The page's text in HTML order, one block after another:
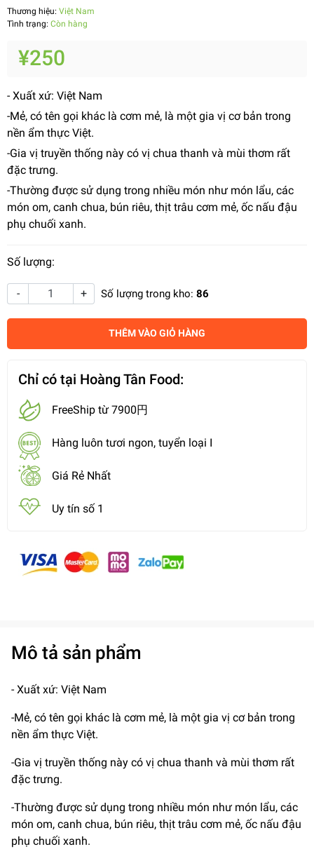
Thương hiệu: Việt Nam
Tình trạng: Còn hàng
¥250
- Xuất xứ: Việt Nam
-Mẻ, có tên gọi khác là cơm mẻ, là một gia vị cơ bản trong
nền ẩm thực Việt.
-Gia vị truyền thống này có vị chua thanh và mùi thơm rất
đặc trưng.
-Thường được sử dụng trong nhiều món như món lẩu, các
món om, canh chua, bún riêu, thịt trâu cơm mẻ, ốc nấu đậu
phụ chuối xanh.
Số lượng:
- + Số lượng trong kho: 86
THÊM VÀO GIỎ HÀNG
Chỉ có tại Hoàng Tân Food:
FreeShip từ 7900円
Hàng luôn tươi ngon, tuyển loại I
Giá Rẻ Nhất
Uy tín số 1
Mô tả sản phẩm
- Xuất xứ: Việt Nam
-Mẻ, có tên gọi khác là cơm mẻ, là một gia vị cơ bản trong
nền ẩm thực Việt.
-Gia vị truyền thống này có vị chua thanh và mùi thơm rất
đặc trưng.
-Thường được sử dụng trong nhiều món như món lẩu, các
món om, canh chua, bún riêu, thịt trâu cơm mẻ, ốc nấu đậu
phụ chuối xanh.